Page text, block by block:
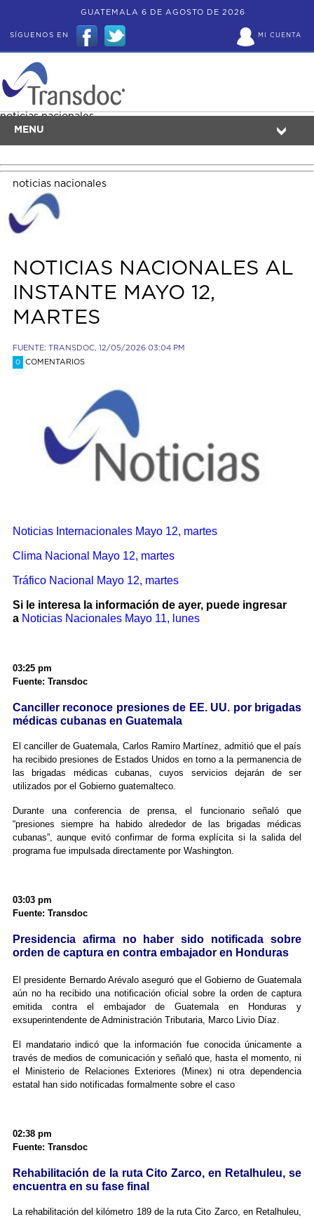
GUATEMALA 6 DE AGOSTO DE 2026
MI CUENTA
SÍGUENOS EN
MENU
noticias nacionales
noticias nacionales
NOTICIAS NACIONALES AL
INSTANTE MAYO 12,
MARTES
FUENTE: TRANSDOC, 12/05/2026 03:04 PM
0 COMENTARIOS
Noticias Internacionales Mayo 12, martes
Clima Nacional Mayo 12, martes
Tráfico Nacional Mayo 12, martes
Si le interesa la información de ayer, puede ingresar
a Noticias Nacionales Mayo 11, lunes
03:25 pm
Fuente: Transdoc
Canciller reconoce presiones de EE. UU. por brigadas
médicas cubanas en Guatemala
El canciller de Guatemala, Carlos Ramiro Martínez, admitió que el país
ha recibido presiones de Estados Unidos en torno a la permanencia de
las brigadas médicas cubanas, cuyos servicios dejarán de ser
utilizados por el Gobierno guatemalteco.
Durante una conferencia de prensa, el funcionario señaló que
“presiones siempre ha habido alrededor de las brigadas médicas
cubanas”, aunque evitó confirmar de forma explícita si la salida del
programa fue impulsada directamente por Washington.
03:03 pm
Fuente: Transdoc
Presidencia afirma no haber sido notificada sobre
orden de captura en contra embajador en Honduras
El presidente Bernardo Arévalo aseguró que el Gobierno de Guatemala
aún no ha recibido una notificación oficial sobre la orden de captura
emitida contra el embajador de Guatemala en Honduras y
exsuperintendente de Administración Tributaria, Marco Livio Díaz.
El mandatario indicó que la información fue conocida únicamente a
través de medios de comunicación y señaló que, hasta el momento, ni
el Ministerio de Relaciones Exteriores (Minex) ni otra dependencia
estatal han sido notificadas formalmente sobre el caso
02:38 pm
Fuente: Transdoc
Rehabilitación de la ruta Cito Zarco, en Retalhuleu, se
encuentra en su fase final
La rehabilitación del kilómetro 189 de la ruta Cito Zarco, en Retalhuleu,